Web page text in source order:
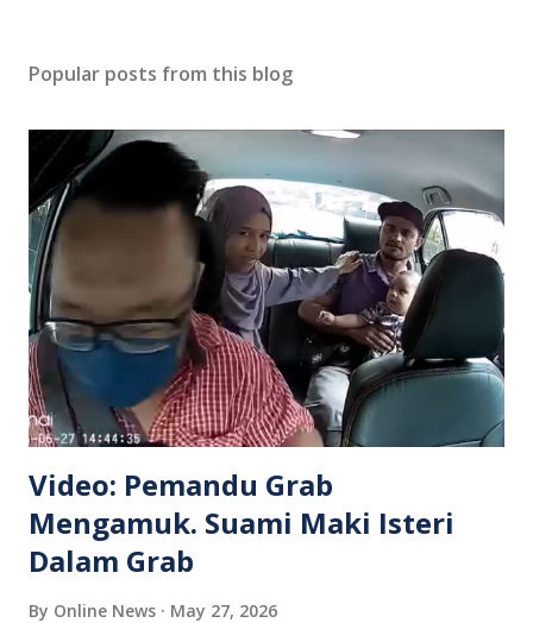
Popular posts from this blog
Video: Pemandu Grab
Mengamuk. Suami Maki Isteri
Dalam Grab
By Online News May 27, 2026